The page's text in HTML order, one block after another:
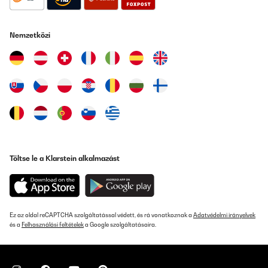
Fordítsd le
Transport bestens geeignet. Der Artikel ist stabil, von guter
Qualität und sehr praktisch und entspricht der
Amazon-Benutzer
Transport bestens geeignet.Der Artikel ist stabil, von guter
Qualität und sehr praktisch und entspricht der
Produktbeschreibung.Eine Kaufempfehlung von mir.
Nemzetközi
Töltse le a Klarstein alkalmazást
Ez az oldal reCAPTCHA szolgáltatással védett, és rá vonatkoznak a Adatvédelmi irányelvek
és a Felhasználási feltételeka Google szolgáltatásaira.